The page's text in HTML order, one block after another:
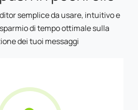
semplice da usare, intuitivo e
di tempo ottimale sulla
dei tuoi messaggi